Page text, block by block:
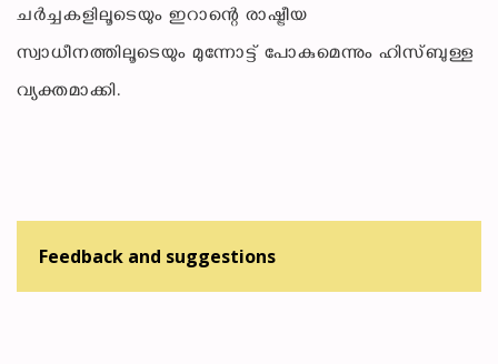
ചര്‍ച്ചകളിലൂടെയും ഇറാന്റെ രാഷ്ട്രീയ
സ്വാധീനത്തിലൂടെയും മുന്നോട്ട് പോകുമെന്നും ഹിസ്ബുള്ള
വ്യക്തമാക്കി.
Feedback and suggestions